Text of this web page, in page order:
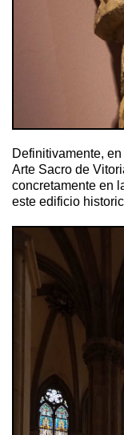
Definitivamente,
Arte Sacro de
concretamente en
este edificio